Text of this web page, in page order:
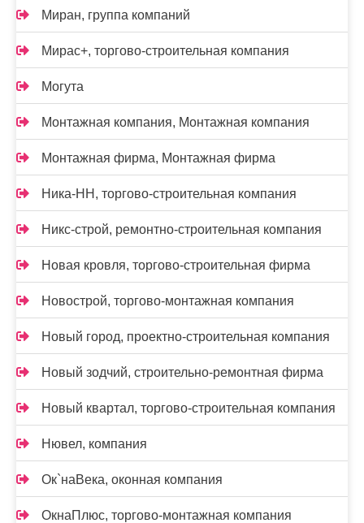
Миран, группа компаний
Мирас+, торгово-строительная компания
Могута
Монтажная компания, Монтажная компания
Монтажная фирма, Монтажная фирма
Ника-НН, торгово-строительная компания
Никс-строй, ремонтно-строительная компания
Новая кровля, торгово-строительная фирма
Новострой, торгово-монтажная компания
Новый город, проектно-строительная компания
Новый зодчий, строительно-ремонтная фирма
Новый квартал, торгово-строительная компания
Нювел, компания
Ок`наВека, оконная компания
ОкнаПлюс, торгово-монтажная компания